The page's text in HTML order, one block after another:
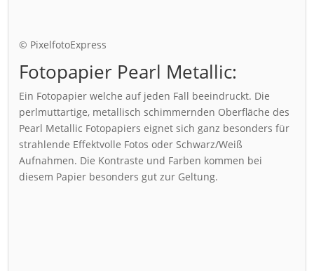
© PixelfotoExpress
Fotopapier Pearl Metallic:
Ein Fotopapier welche auf jeden Fall beeindruckt. Die
perlmuttartige, metallisch schimmernden Oberfläche des
Pearl Metallic Fotopapiers eignet sich ganz besonders für
strahlende Effektvolle Fotos oder Schwarz/Weiß
Aufnahmen. Die Kontraste und Farben kommen bei
diesem Papier besonders gut zur Geltung.